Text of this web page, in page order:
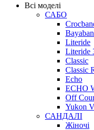
Всі моделі
САБО
Literide
Literide
Classic
Classic
Echo
ECHO
Off
Yukon
САНДАЛІ
Жіночі